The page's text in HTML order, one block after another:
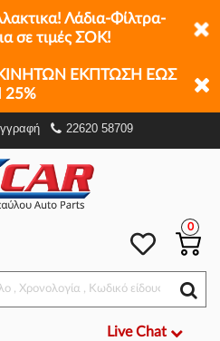
Λάδια-Φίλτρα-
σε τιμές ΣΟΚ!
ΕΚΠΤΩΣΗ ΕΩΣ
25%
22620 58709
0
Live Chat